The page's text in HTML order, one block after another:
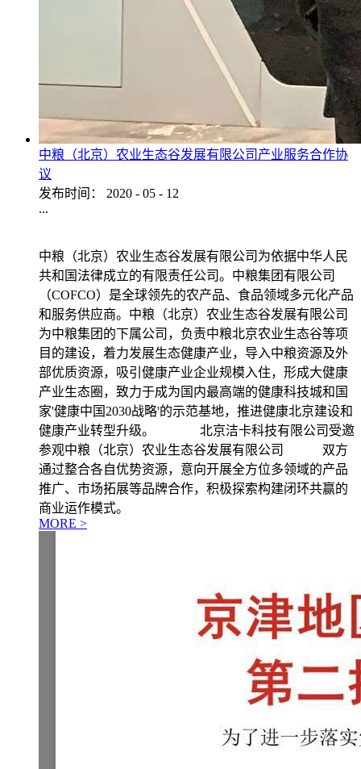
中粮（北京）农业生态谷发展有限公司产业服务合作协
议
发布时间：
2020 - 05 - 12
...
中粮（北京）农业生态谷发展有限公司为依据中华人民
共和国法律成立的有限责任公司。中粮集团有限公司
（COFCO）是全球领先的农产品、食品领域多元化产品
和服务供应商。中粮（北京）农业生态谷发展有限公司
为中粮集团的下属公司，负责中粮北京农业生态谷等项
目的建设，着力发展生态健康产业，导入中粮资源及外
部优质资源，吸引健康产业企业规模入住，形成大健康
产业生态圈，致力于成为国内最高端的健康科技城和国
家'健康中国2030战略'的示范基地，推进健康北京建设和
健康产业转型升级。 北京洁卡科技有限公司受邀
参观中粮（北京）农业生态谷发展有限公司 双方
通过整合各自优势资源，意向开展全方位多领域的产品
推广、市场拓展等品牌合作，积极探索构建闭环共赢的
商业运作模式。
MORE >